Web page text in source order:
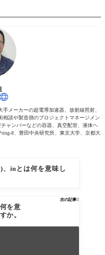
メーカーの超電導加速器、放射線照射、
談や製造側のプロジェクトマネージメン
ャンバーなどの容器、真空配管、液体ヘ
8、豊田中央研究所、東京大学、京都大
inとは何を意味し
次の記事
を意
か。